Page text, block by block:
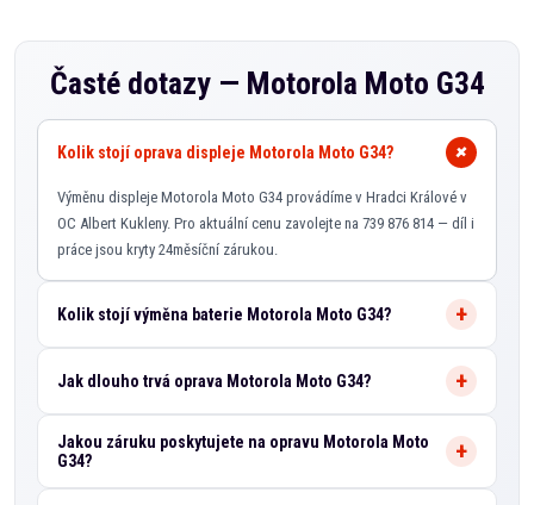
Časté dotazy — Motorola Moto G34
Kolik stojí oprava displeje Motorola Moto G34?
Výměnu displeje Motorola Moto G34 provádíme v Hradci Králové v
OC Albert Kukleny. Pro aktuální cenu zavolejte na 739 876 814 — díl i
práce jsou kryty 24měsíční zárukou.
Kolik stojí výměna baterie Motorola Moto G34?
Jak dlouho trvá oprava Motorola Moto G34?
Jakou záruku poskytujete na opravu Motorola Moto
G34?